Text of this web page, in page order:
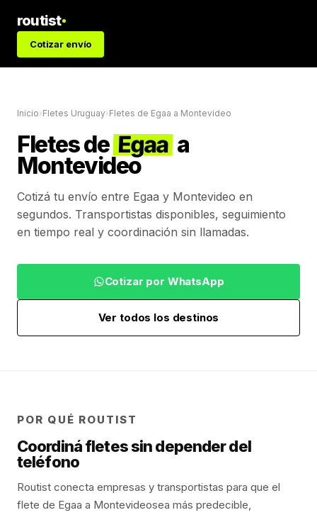
routist
Cotizar envío
Inicio›Fletes Uruguay›Fletes de Egaa a Montevideo
Fletes de Egaa a
Montevideo
Cotizá tu envío entre Egaa y Montevideo en
segundos. Transportistas disponibles, seguimiento
en tiempo real y coordinación sin llamadas.
Cotizar por WhatsApp
Ver todos los destinos
POR QUÉ ROUTIST
Coordiná fletes sin depender del
teléfono
Routist conecta empresas y transportistas para que el
flete de Egaa a Montevideosea más predecible,